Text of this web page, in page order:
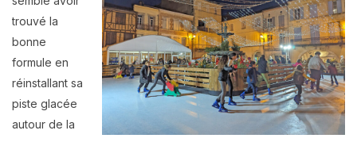
trouvé la
bonne
formule en
réinstallant sa
piste glacée
autour de la